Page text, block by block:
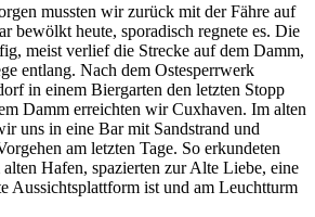
mussten wir zurück mit der Fähre auf
bewölkt heute, sporadisch regnete es. Die
meist verlief die Strecke auf dem Damm,
entlang. Nach dem Ostesperrwerk
in einem Biergarten den letzten Stopp
Damm erreichten wir Cuxhaven. Im alten
uns in eine Bar mit Sandstrand und
am letzten Tage. So erkundeten
Hafen, spazierten zur Alte Liebe, eine
Aussichtsplattform ist und am Leuchtturm